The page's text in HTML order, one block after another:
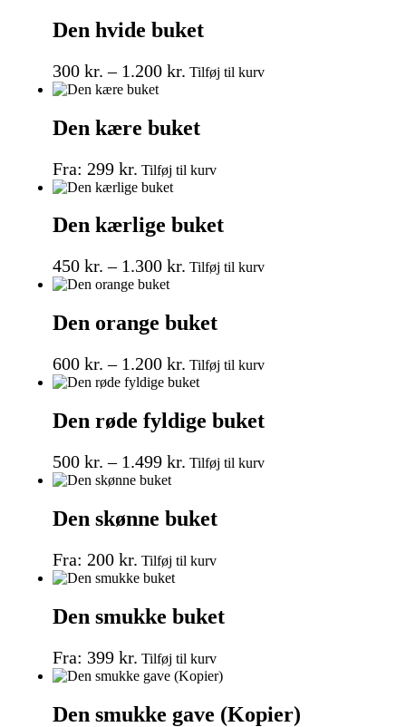
Den hvide buket
300 kr. – 1.200 kr. Tilføj til kurv
Den kære buket
Fra: 299 kr. Tilføj til kurv
Den kærlige buket
450 kr. – 1.300 kr. Tilføj til kurv
Den orange buket
600 kr. – 1.200 kr. Tilføj til kurv
Den røde fyldige buket
500 kr. – 1.499 kr. Tilføj til kurv
Den skønne buket
Fra: 200 kr. Tilføj til kurv
Den smukke buket
Fra: 399 kr. Tilføj til kurv
Den smukke gave (Kopier)